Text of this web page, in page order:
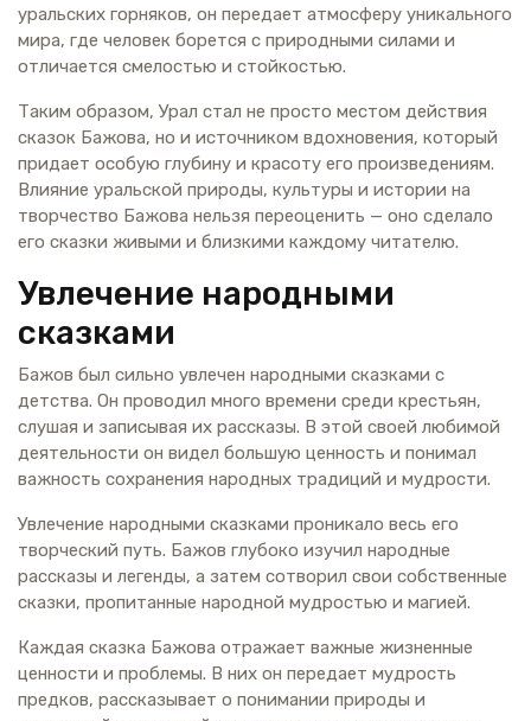
уральских горняков, он передает атмосферу уникального
мира, где человек борется с природными силами и
отличается смелостью и стойкостью.
Таким образом, Урал стал не просто местом действия
сказок Бажова, но и источником вдохновения, который
придает особую глубину и красоту его произведениям.
Влияние уральской природы, культуры и истории на
творчество Бажова нельзя переоценить — оно сделало
его сказки живыми и близкими каждому читателю.
Увлечение народными
сказками
Бажов был сильно увлечен народными сказками с
детства. Он проводил много времени среди крестьян,
слушая и записывая их рассказы. В этой своей любимой
деятельности он видел большую ценность и понимал
важность сохранения народных традиций и мудрости.
Увлечение народными сказками проникало весь его
творческий путь. Бажов глубоко изучил народные
рассказы и легенды, а затем сотворил свои собственные
сказки, пропитанные народной мудростью и магией.
Каждая сказка Бажова отражает важные жизненные
ценности и проблемы. В них он передает мудрость
предков, рассказывает о понимании природы и